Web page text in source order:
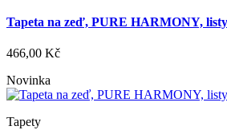
Tapeta na zeď, PURE HARMONY,
466,00 Kč
Novinka
Tapety